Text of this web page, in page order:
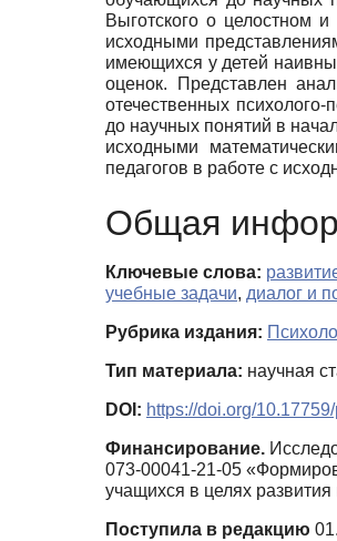
Выготского о целостном
исходными
имеющихся у детей
оценок. Представлен
отечественных
до научных понятий в
исходными
педагогов в работе с
Общая
Ключевые слова:
учебные задачи, диалог и
Рубрика издания:
Тип материала: научная
DOI: https://doi.org/
Финансирование.
073-00041-21-05
учащихся в целях
Поступила в редакцию